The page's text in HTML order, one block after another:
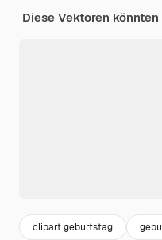
Diese Vektoren
clipart geburtstag